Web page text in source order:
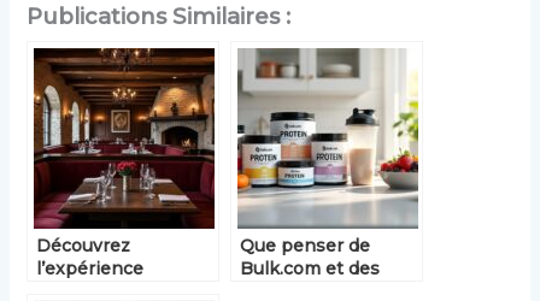
Publications Similaires :
Découvrez
l’expérience
Que penser de
Bulk.com et des